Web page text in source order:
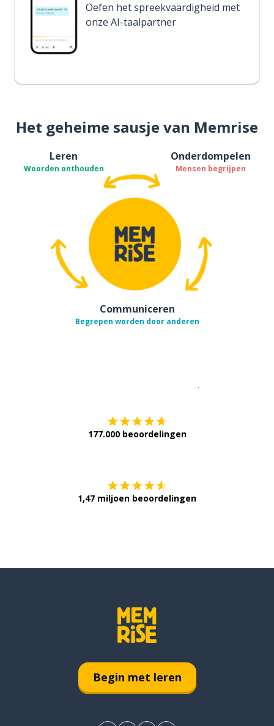
Oefen het spreekvaardigheid met
onze AI-taalpartner
Het geheime sausje van Memrise
Leren
Woorden onthouden
Onderdompelen
Mensen begrijpen
Communiceren
Begrepen worden door anderen
177.000 beoordelingen
1,47 miljoen beoordelingen
Begin met leren